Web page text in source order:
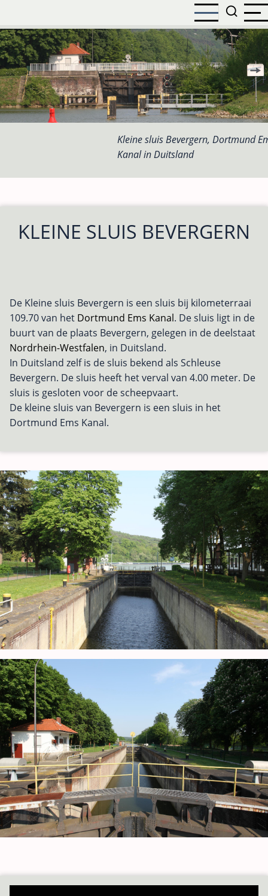
naar
de
inhoud
gaan
Kleine sluis Bevergern, Dortmund
Kanal in Duitsland
KLEINE SLUIS BEVERGERN
De Kleine sluis Bevergern is een sluis bij kilometerraai
109.70 van het Dortmund Ems Kanal. De sluis ligt in de
buurt van de plaats Bevergern, gelegen in de deelstaat
Nordrhein-Westfalen, in Duitsland.
In Duitsland zelf is de sluis bekend als Schleuse
Bevergern. De sluis heeft het verval van 4.00 meter. De
sluis is gesloten voor de scheepvaart.
De kleine sluis van Bevergern is een sluis in het
Dortmund Ems Kanal.